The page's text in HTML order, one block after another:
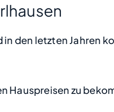
in den letzten
Hauspreisen zu